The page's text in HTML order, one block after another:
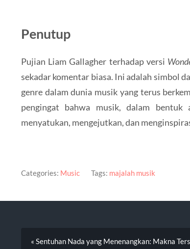
Penutup
Pujian Liam Gallagher terhadap versi
sekadar komentar biasa. Ini adalah simbol
genre dalam dunia musik yang terus
pengingat bahwa musik, dalam bentuk
menyatukan, mengejutkan, dan
Categories: Music Tags: majalah musik
« Sentuhan Nada yang Menenangkan: Makna